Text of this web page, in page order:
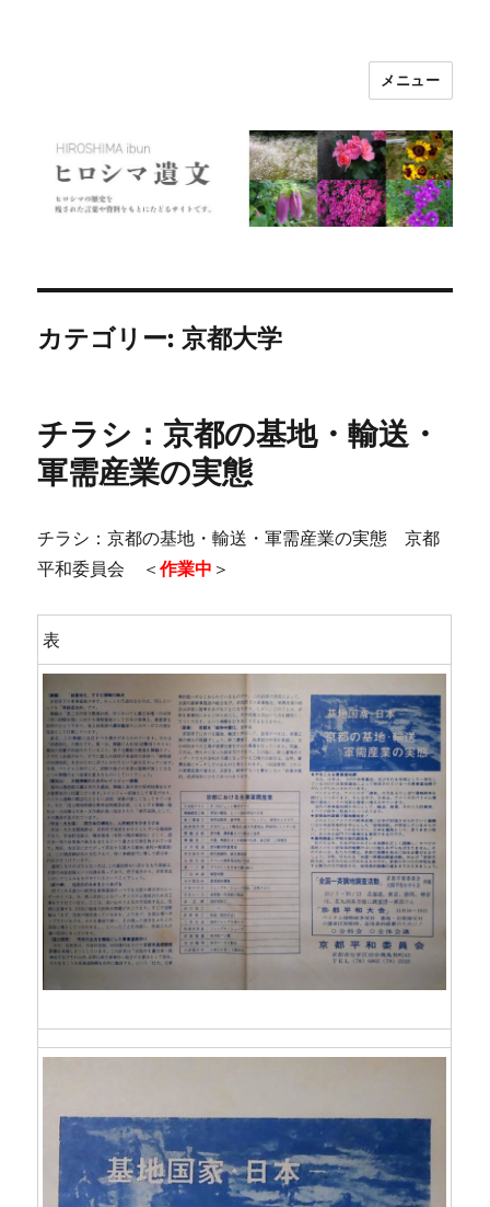
メニュー
カテゴリー: 京都大学
チラシ：京都の基地・輸送・
軍需産業の実態
チラシ：京都の基地・輸送・軍需産業の実態 京都
平和委員会 ＜作業中 ＞
表